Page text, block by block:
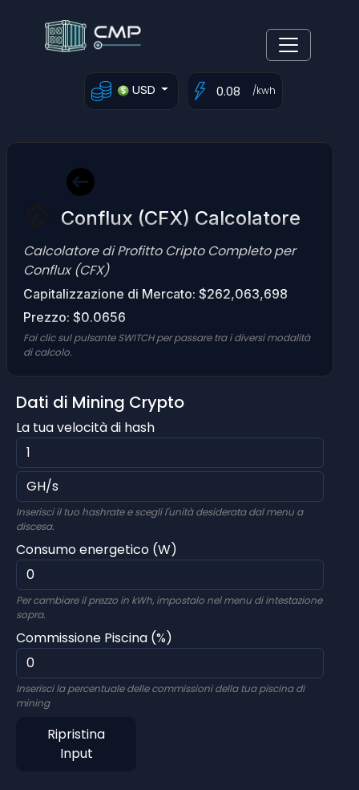
USD /kwh
Conflux (CFX) Calcolatore
Calcolatore di Profitto Cripto Completo per
Conflux (CFX)
Capitalizzazione di Mercato: $262,063,698
Prezzo: $0.0656
Fai clic sul pulsante SWITCH per passare tra i diversi modalità
di calcolo.
Dati di Mining Crypto
La tua velocità di hash
Inserisci il tuo hashrate e scegli l'unità desiderata dal menu a
discesa.
Consumo energetico (W)
Per cambiare il prezzo in kWh, impostalo nel menu di intestazione
sopra.
Commissione Piscina (%)
Inserisci la percentuale delle commissioni della tua piscina di
mining
Ripristina
Input